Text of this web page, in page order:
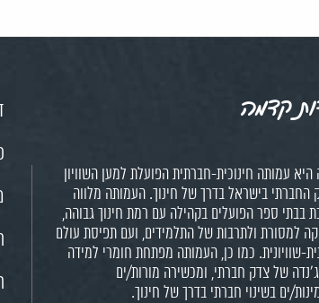
קדמה
עמותה חינוכית-חברתית הפועלת למען השוויון
החברתי בישראל בדרך של חינוך. העמותה מלווה
בבתי ספר הפועלים בקהילה עם רמת חינוך גבוהה,
למסורת ולתרבות של התלמידים, ועם תפיסת עולם
שוויונית. כמו כן, העמותה מפתחת חומרי למידה
של צדק חברתי, ומכשירה מורות/ים
ים בשינוי חברתי בדרך של חינוך.